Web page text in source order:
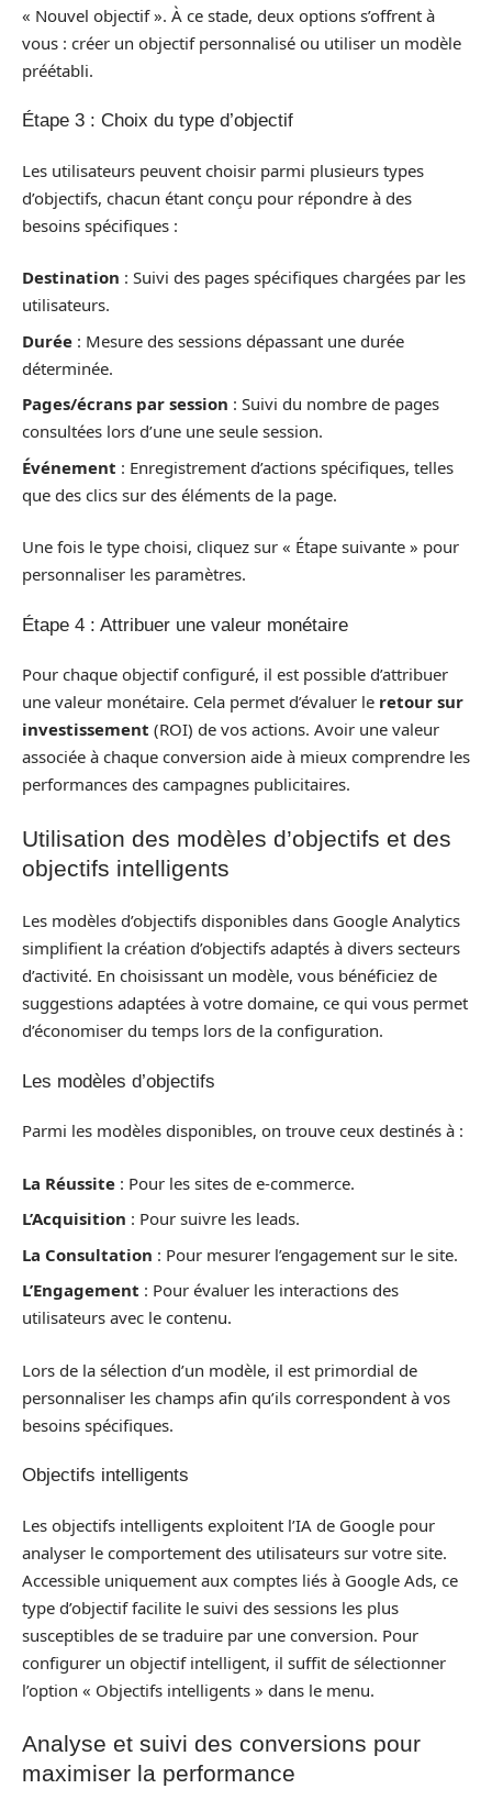
« Nouvel objectif ». À ce stade, deux options s’offrent à
vous : créer un objectif personnalisé ou utiliser un modèle
préétabli.
Étape 3 : Choix du type d’objectif
Les utilisateurs peuvent choisir parmi plusieurs types
d’objectifs, chacun étant conçu pour répondre à des
besoins spécifiques :
Destination : Suivi des pages spécifiques chargées par les
utilisateurs.
Durée : Mesure des sessions dépassant une durée
déterminée.
Pages/écrans par session : Suivi du nombre de pages
consultées lors d’une une seule session.
Événement : Enregistrement d’actions spécifiques, telles
que des clics sur des éléments de la page.
Une fois le type choisi, cliquez sur « Étape suivante » pour
personnaliser les paramètres.
Étape 4 : Attribuer une valeur monétaire
Pour chaque objectif configuré, il est possible d’attribuer
une valeur monétaire. Cela permet d’évaluer le retour sur
investissement (ROI) de vos actions. Avoir une valeur
associée à chaque conversion aide à mieux comprendre les
performances des campagnes publicitaires.
Utilisation des modèles d’objectifs et des
objectifs intelligents
Les modèles d’objectifs disponibles dans Google Analytics
simplifient la création d’objectifs adaptés à divers secteurs
d’activité. En choisissant un modèle, vous bénéficiez de
suggestions adaptées à votre domaine, ce qui vous permet
d’économiser du temps lors de la configuration.
Les modèles d’objectifs
Parmi les modèles disponibles, on trouve ceux destinés à :
La Réussite : Pour les sites de e-commerce.
L’Acquisition : Pour suivre les leads.
La Consultation : Pour mesurer l’engagement sur le site.
L’Engagement : Pour évaluer les interactions des
utilisateurs avec le contenu.
Lors de la sélection d’un modèle, il est primordial de
personnaliser les champs afin qu’ils correspondent à vos
besoins spécifiques.
Objectifs intelligents
Les objectifs intelligents exploitent l’IA de Google pour
analyser le comportement des utilisateurs sur votre site.
Accessible uniquement aux comptes liés à Google Ads, ce
type d’objectif facilite le suivi des sessions les plus
susceptibles de se traduire par une conversion. Pour
configurer un objectif intelligent, il suffit de sélectionner
l’option « Objectifs intelligents » dans le menu.
Analyse et suivi des conversions pour
maximiser la performance